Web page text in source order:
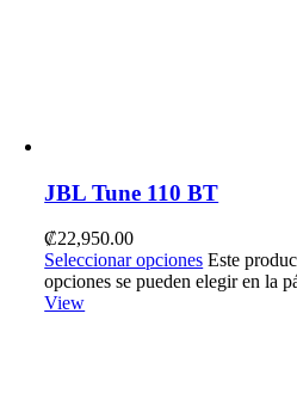
JBL Tune 110 BT
₡22,950.00
Seleccionar opciones Este
opciones se pueden elegir en la
View